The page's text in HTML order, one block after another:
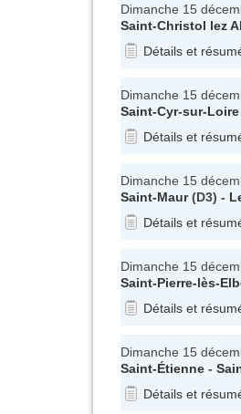
Dimanche 15
Saint-Christol lez
Détails et
Dimanche 15
Saint-Cyr-sur-Loire
Détails et
Dimanche 15
Saint-Maur(D3) -
Détails et
Dimanche 15
Saint-Pierre-lès-
Détails et
Dimanche 15
Saint-Étienne -
Détails et